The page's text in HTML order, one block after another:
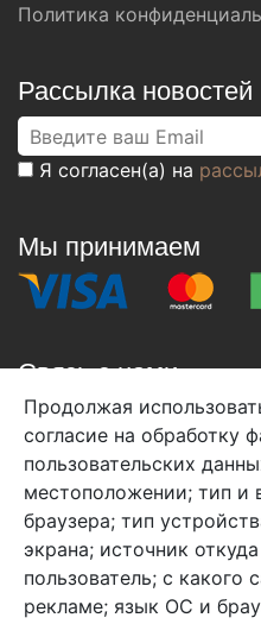
Политика
Рассылка новостей
Я согласен(а) на
Мы принимаем
Связь с нами
+7 (495) 933-38-08
info@arben-textile.ru-
Арбен текстиль г.
Продолжая
согласие на обработку
пользовательских
местоположении; тип и
браузера; тип
экрана; источник
пользователь; с какого
рекламе; язык ОС и